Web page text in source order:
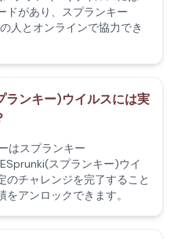
ドがあり、スプランキー
人とオンラインで協力でき
ンキー)ウイルスには実
はスプランキー
スプランキー)ウイ
のチャレンジを完了すること
アンロックできます。